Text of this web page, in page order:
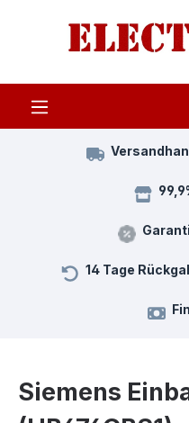
Zum Hauptinhalt springen
14 Tage
Siemens